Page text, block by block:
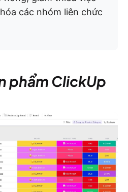
các nhóm liên chức
phẩm ClickUp